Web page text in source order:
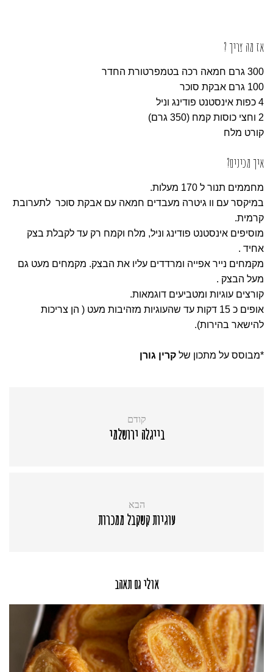
אז מה צריך ?
300 גרם חמאה רכה בטמפרטורת החדר
100 גרם אבקת סוכר
4 כפות אינסטנט פודינג וניל
2 וחצי כוסות קמח (350 גרם)
קורט מלח
איך מכינים?
מחממים תנור ל 170 מעלות.
במיקסר עם וו גיטרה מעבדים חמאה עם אבקת סוכר לתערובת
קרמית.
מוסיפים אינסטנט פודינג וניל, מלח וקמח רק עד לקבלת בצק
אחיד .
מקמחים נייר אפייה ומרדדים עליו את הבצק. מקמחים מעט גם
מעל הבצק .
קורצים עוגיות ומטביעים דוגמאות.
אופים כ 15 דקות עד שהעוגיות מזהיבות מעט ( הן צריכות
להישאר בהירות).
*מבוסס על מתכון של קרין גורן
קודם
בייגלה ירושלמי
הבא
עוגיות קשקבל ממכרות
אולי גם תאהב